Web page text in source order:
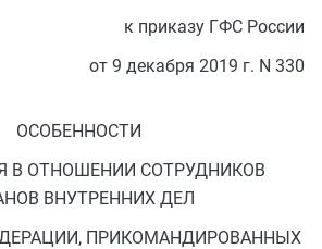
к приказу ГФС России
от 9 декабря 2019 г. N 330
ОСОБЕННОСТИ
В ОТНОШЕНИИ СОТРУДНИКОВ
ВНУТРЕННИХ ДЕЛ
ПРИКОМАНДИРОВАННЫХ